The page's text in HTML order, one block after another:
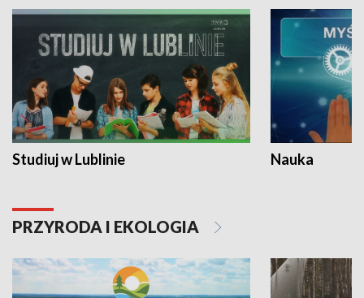
Studiuj w Lublinie Nauka
PRZYRODA I EKOLOGIA